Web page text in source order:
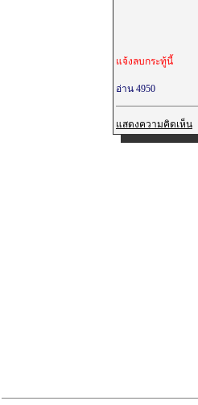
แจ้งลบกระทู้นี้
อ่าน 4950
แสดงความคิดเห็น